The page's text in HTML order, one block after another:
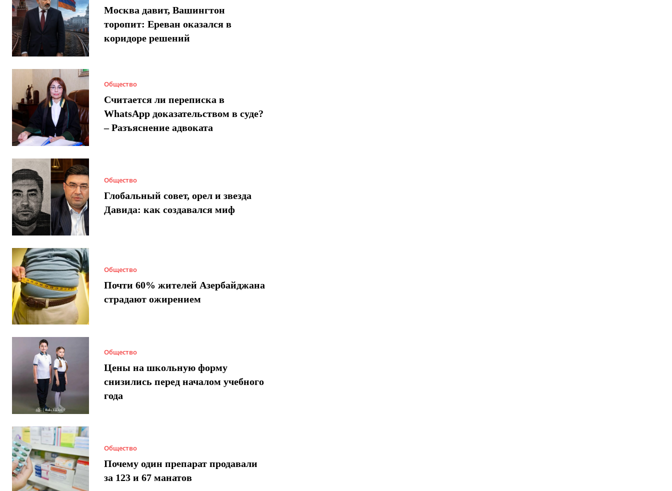
Москва давит, Вашингтон
торопит: Ереван оказался в
коридоре решений
Общество
Считается ли переписка в
WhatsApp доказательством в суде?
– Разъяснение адвоката
Общество
Глобальный совет, орел и звезда
Давида: как создавался миф
Общество
Почти 60% жителей Азербайджана
страдают ожирением
Общество
Цены на школьную форму
снизились перед началом учебного
года
Общество
Почему один препарат продавали
за 123 и 67 манатов